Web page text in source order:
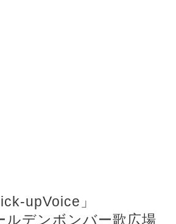
upVoice」
ルデンボンバー歌広場